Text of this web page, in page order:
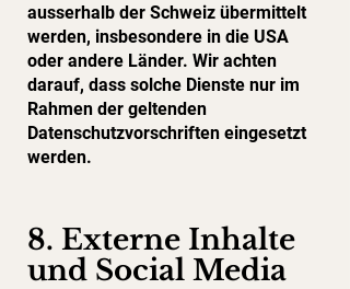
ausserhalb der Schweiz übermittelt
werden, insbesondere in die USA
oder andere Länder. Wir achten
darauf, dass solche Dienste nur im
Rahmen der geltenden
Datenschutzvorschriften eingesetzt
werden.
8. Externe Inhalte
und Social Media